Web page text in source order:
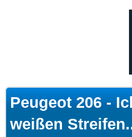
Peugeot 206 -
weißen